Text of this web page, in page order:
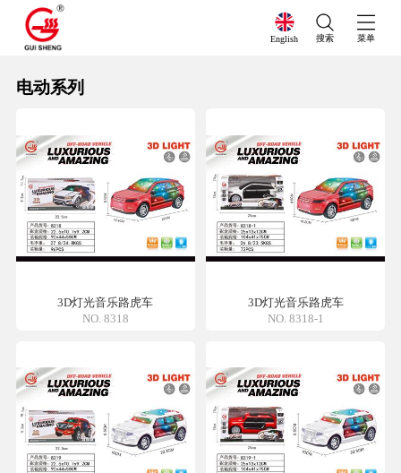
English 搜索 菜单
电动系列
3D灯光音乐路虎车
NO. 8318
3D灯光音乐路虎车
NO. 8318-1